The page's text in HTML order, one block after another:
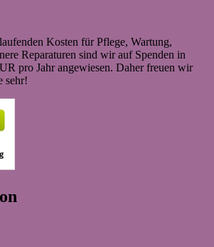
Kosten für Pflege, Wartung,
Reparaturen sind wir auf Spenden in
pro Jahr angewiesen. Daher freuen wir
sehr!